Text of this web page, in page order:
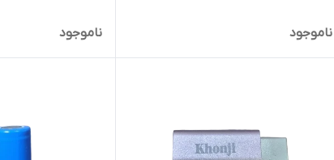
ناموجود ناموجود